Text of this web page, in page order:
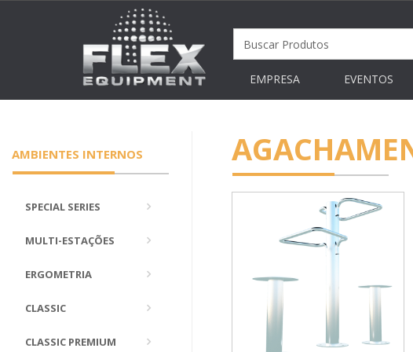
EMPRESA EVENTOS
AMBIENTES INTERNOS
SPECIAL SERIES
MULTI-ESTAÇÕES
ERGOMETRIA
CLASSIC
CLASSIC PREMIUM